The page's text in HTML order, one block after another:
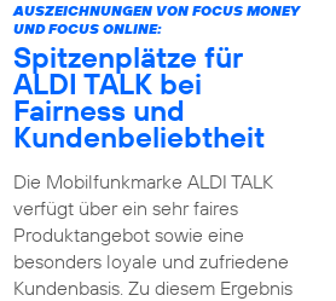
AUSZEICHNUNGEN VON FOCUS MONEY
UND FOCUS ONLINE:
Spitzenplätze für
ALDI TALK bei
Fairness und
Kundenbeliebtheit
Die Mobilfunkmarke ALDI TALK
verfügt über ein sehr faires
Produktangebot sowie eine
besonders loyale und zufriedene
Kundenbasis. Zu diesem Ergebnis